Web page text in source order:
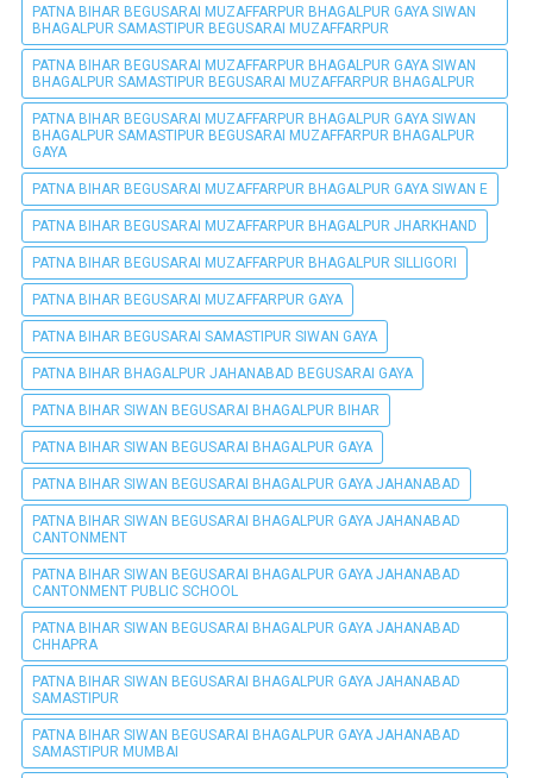
PATNA BIHAR BEGUSARAI MUZAFFARPUR BHAGALPUR GAYA SIWAN
BHAGALPUR SAMASTIPUR BEGUSARAI MUZAFFARPUR
PATNA BIHAR BEGUSARAI MUZAFFARPUR BHAGALPUR GAYA SIWAN
BHAGALPUR SAMASTIPUR BEGUSARAI MUZAFFARPUR BHAGALPUR
PATNA BIHAR BEGUSARAI MUZAFFARPUR BHAGALPUR GAYA SIWAN
BHAGALPUR SAMASTIPUR BEGUSARAI MUZAFFARPUR BHAGALPUR
GAYA
PATNA BIHAR BEGUSARAI MUZAFFARPUR BHAGALPUR GAYA SIWAN E
PATNA BIHAR BEGUSARAI MUZAFFARPUR BHAGALPUR JHARKHAND
PATNA BIHAR BEGUSARAI MUZAFFARPUR BHAGALPUR SILLIGORI
PATNA BIHAR BEGUSARAI MUZAFFARPUR GAYA
PATNA BIHAR BEGUSARAI SAMASTIPUR SIWAN GAYA
PATNA BIHAR BHAGALPUR JAHANABAD BEGUSARAI GAYA
PATNA BIHAR SIWAN BEGUSARAI BHAGALPUR BIHAR
PATNA BIHAR SIWAN BEGUSARAI BHAGALPUR GAYA
PATNA BIHAR SIWAN BEGUSARAI BHAGALPUR GAYA JAHANABAD
PATNA BIHAR SIWAN BEGUSARAI BHAGALPUR GAYA JAHANABAD
CANTONMENT
PATNA BIHAR SIWAN BEGUSARAI BHAGALPUR GAYA JAHANABAD
CANTONMENT PUBLIC SCHOOL
PATNA BIHAR SIWAN BEGUSARAI BHAGALPUR GAYA JAHANABAD
CHHAPRA
PATNA BIHAR SIWAN BEGUSARAI BHAGALPUR GAYA JAHANABAD
SAMASTIPUR
PATNA BIHAR SIWAN BEGUSARAI BHAGALPUR GAYA JAHANABAD
SAMASTIPUR MUMBAI